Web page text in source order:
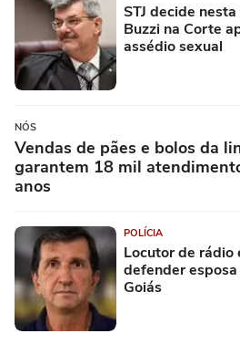
STJ decide
Buzzi na Corte
assédio sexual
NÓS
Vendas de pães e bolos da
garantem 18 mil
anos
POLÍCIA
Locutor de
defender
Goiás